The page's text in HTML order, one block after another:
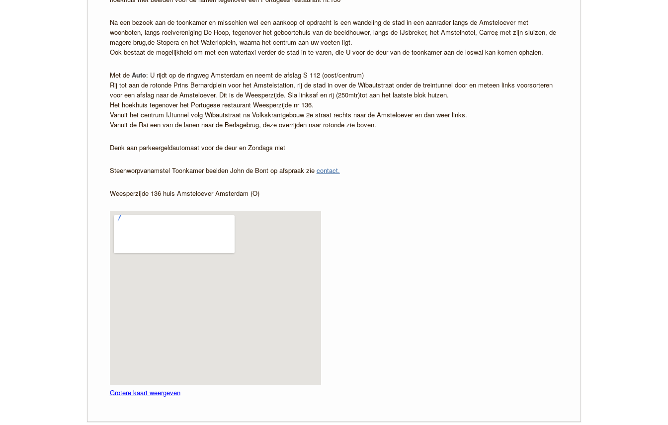
Na een bezoek aan de toonkamer en misschien wel een aankoop of opdracht is een wandeling de stad in een aanrader langs de Amsteloever met
woonboten, langs roeivereniging De Hoop, tegenover het geboortehuis van de beeldhouwer, langs de IJsbreker, het Amstelhotel, Carre¢ met zijn sluizen, de
magere brug,de Stopera en het Waterloplein, waarna het centrum aan uw voeten ligt.
Ook bestaat de mogelijkheid om met een watertaxi verder de stad in te varen, die U voor de deur van de toonkamer aan de loswal kan komen ophalen.
Met de Auto: U rijdt op de ringweg Amsterdam en neemt de afslag S 112 (oost/centrum)
Rij tot aan de rotonde Prins Bernardplein voor het Amstelstation, rij de stad in over de Wibautstraat onder de treintunnel door en meteen links voorsorteren
voor een afslag naar de Amsteloever. Dit is de Weesperzijde. Sla linksaf en rij (250mtr)tot aan het laatste blok huizen.
Het hoekhuis tegenover het Portugese restaurant Weesperzijde nr 136.
Vanuit het centrum IJtunnel volg Wibautstraat na Volkskrantgebouw 2e straat rechts naar de Amsteloever en dan weer links.
Vanuit de Rai een van de lanen naar de Berlagebrug, deze overrijden naar rotonde zie boven.
Denk aan parkeergeldautomaat voor de deur en Zondags niet
Steenworpvanamstel Toonkamer beelden John de Bont op afspraak zie contact.
Weesperzijde 136 huis Amsteloever Amsterdam (O)
Grotere kaart weergeven